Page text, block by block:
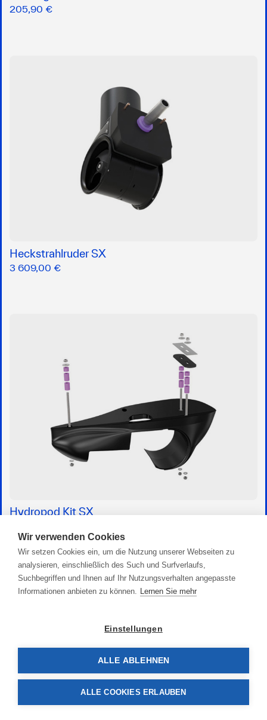
205,90 €
Heckstrahlruder SX
3 609,00 €
Hydropod Kit SX
Wir verwenden Cookies
Wir setzen Cookies ein, um die Nutzung unserer Webseiten zu
analysieren, einschließlich des Such und Surfverlaufs,
Suchbegriffen und Ihnen auf Ihr Nutzungsverhalten angepasste
Informationen anbieten zu können. Lernen Sie mehr
Einstellungen
ALLE ABLEHNEN
ALLE COOKIES ERLAUBEN